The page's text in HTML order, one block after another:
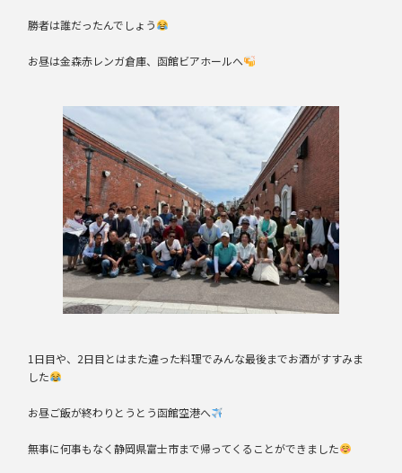
勝者は誰だったんでしょう
お昼は金森赤レンガ倉庫、函館ビアホールへ
1日目や、2日目とはまた違った料理でみんな最後までお酒がすすみま
した
お昼ご飯が終わりとうとう函館空港へ
無事に何事もなく静岡県富士市まで帰ってくることができました